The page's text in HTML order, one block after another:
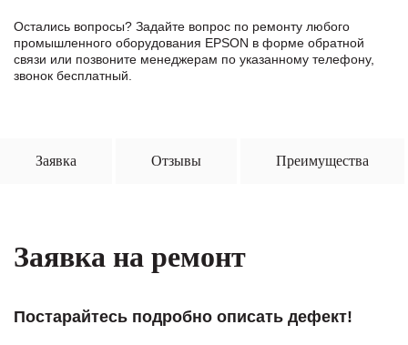
Остались вопросы? Задайте вопрос по ремонту любого
промышленного оборудования EPSON в формe обратной
связи или позвоните менеджерам по указанному телефону,
звонок бесплатный.
Заявка Отзывы Преимущества
Заявка на ремонт
Постарайтесь подробно описать дефект!